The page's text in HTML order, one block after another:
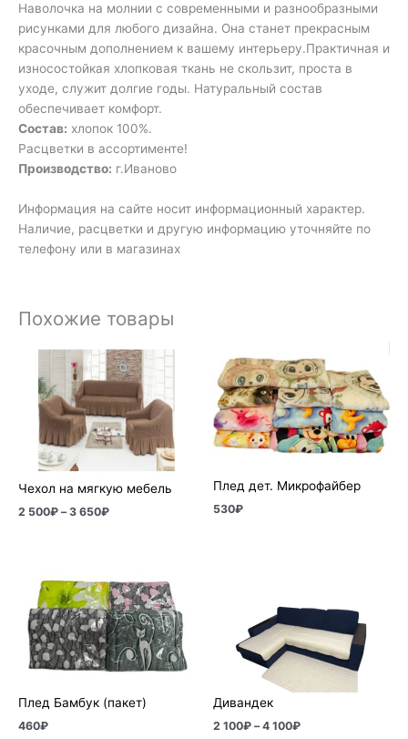
Наволочка на молнии с современными и разнообразными
рисунками для любого дизайна. Она станет прекрасным
красочным дополнением к вашему интерьеру.Практичная и
износостойкая хлопковая ткань не скользит, проста в
уходе, служит долгие годы. Натуральный состав
обеспечивает комфорт.
Состав: хлопок 100%.
Расцветки в ассортименте!
Производство: г.Иваново
Информация на сайте носит информационный характер.
Наличие, расцветки и другую информацию уточняйте по
телефону или в магазинах
Похожие товары
Чехол на мягкую мебель
2 500₽ – 3 650₽
Диапазон
цен:
2
500₽
–
3
650₽
Плед дет. Микрофайбер
530₽
Плед Бамбук (пакет)
460₽
Дивандек
2 100₽ – 4 100₽
100₽
4
100₽